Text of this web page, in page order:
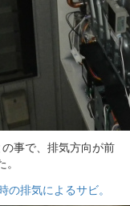
事で、排気方向が前